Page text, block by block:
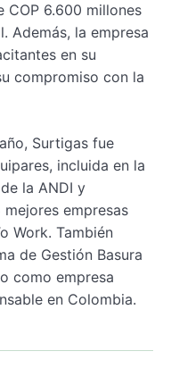
COP 6.600 millones
Además, la empresa
en su
compromiso con la
Surtigas fue
incluida en la
la ANDI y
empresas
Work. También
de Gestión Basura
como empresa
en Colombia.